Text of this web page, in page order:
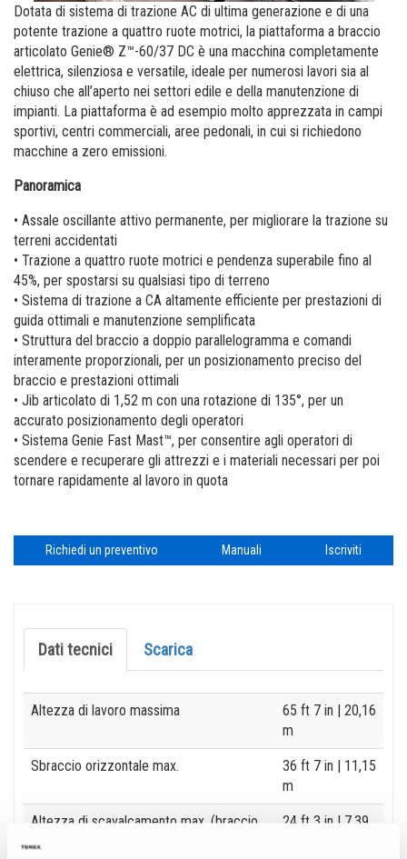
Software macchine
Garanzia e registrazione dei prodotti
BIM - Building Information Management
Genie Lift Connect Telematics
Strumenti di marketing
Lavora con noi
Visita Terex.com
Relazioni con gli investitori - Terex
Dotata di sistema di trazione AC di ultima generazione e di una
potente trazione a quattro ruote motrici, la piattaforma a braccio
articolato Genie® Z™-60/37 DC è una macchina completamente
elettrica, silenziosa e versatile, ideale per numerosi lavori sia al
chiuso che all’aperto nei settori edile e della manutenzione di
impianti. La piattaforma è ad esempio molto apprezzata in campi
sportivi, centri commerciali, aree pedonali, in cui si richiedono
macchine a zero emissioni.
Panoramica
• Assale oscillante attivo permanente, per migliorare la trazione su
terreni accidentati
• Trazione a quattro ruote motrici e pendenza superabile fino al
45%, per spostarsi su qualsiasi tipo di terreno
• Sistema di trazione a CA altamente efficiente per prestazioni di
guida ottimali e manutenzione semplificata
• Struttura del braccio a doppio parallelogramma e comandi
interamente proporzionali, per un posizionamento preciso del
braccio e prestazioni ottimali
• Jib articolato di 1,52 m con una rotazione di 135°, per un
accurato posizionamento degli operatori
• Sistema Genie Fast Mast™, per consentire agli operatori di
scendere e recuperare gli attrezzi e i materiali necessari per poi
tornare rapidamente al lavoro in quota
Richiedi un preventivo Manuali Iscriviti
Dati tecnici Scarica
Specification Value
Altezza di lavoro massima 65 ft 7 in | 20,16
m
Sbraccio orizzontale max. 36 ft 7 in | 11,15
m
Altezza di scavalcamento max. (braccio
ritratto)
24 ft 3 in | 7,39